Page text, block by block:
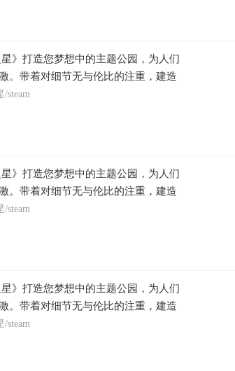
星》打造您梦想中的主题公园，为人们
。带着对细节无与伦比的注重，建造
过山车公园，并在真正鲜活的世界里
/steam
星》打造您梦想中的主题公园，为人们
。带着对细节无与伦比的注重，建造
过山车公园，并在真正鲜活的世界里
/steam
星》打造您梦想中的主题公园，为人们
。带着对细节无与伦比的注重，建造
过山车公园，并在真正鲜活的世界里
/steam